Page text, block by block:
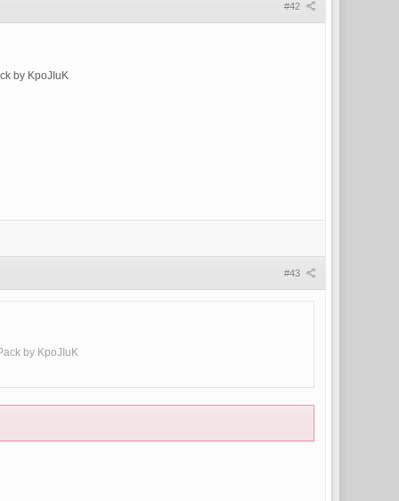
#42
by KpoJIuK
#43
by KpoJIuK